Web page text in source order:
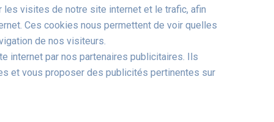
visites de notre site internet et le trafic, afin
Ces cookies nous permettent de voir quelles
de nos visiteurs.
internet par nos partenaires publicitaires. Ils
et vous proposer des publicités pertinentes sur